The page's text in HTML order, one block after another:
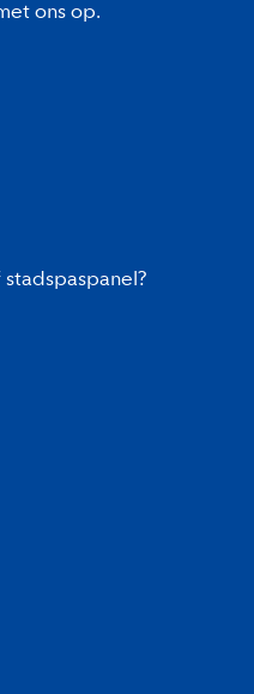
ons op.